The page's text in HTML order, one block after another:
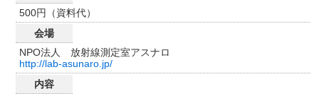
500円（資料代）
会場
NPO法人 放射線測定室アスナロ
http://lab-asunaro.jp/
内容